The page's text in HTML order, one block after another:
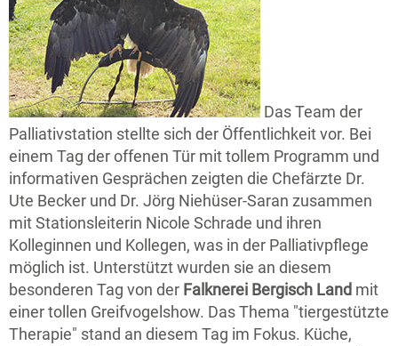
Das Team der
Palliativstation stellte sich der Öffentlichkeit vor. Bei
einem Tag der offenen Tür mit tollem Programm und
informativen Gesprächen zeigten die Chefärzte Dr.
Ute Becker und Dr. Jörg Niehüser-Saran zusammen
mit Stationsleiterin Nicole Schrade und ihren
Kolleginnen und Kollegen, was in der Palliativpflege
möglich ist. Unterstützt wurden sie an diesem
besonderen Tag von der Falknerei Bergisch Land mit
einer tollen Greifvogelshow. Das Thema "tiergestützte
Therapie" stand an diesem Tag im Fokus. Küche,